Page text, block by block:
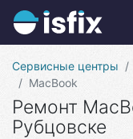
Сервисные центры
MacBook
Ремонт
Рубцовске